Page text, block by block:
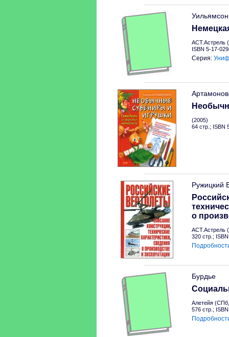
АСТ.Астрель
ISBN 5-17-
Серия:
(2005)
64 стр.; ISBN
Ружицкий
о
АСТ.Астрель
320 стр.;
Бурдье
Алетейя
576 стр.;